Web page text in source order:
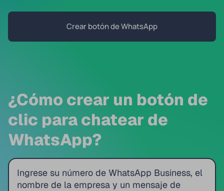
Crear botón de WhatsApp
¿Cómo crear un botón de
clic para chatear de
WhatsApp?
Ingrese su número de WhatsApp Business, el
nombre de la empresa y un mensaje de